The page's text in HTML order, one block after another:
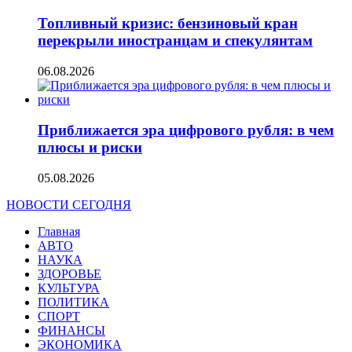
Топливный кризис: бензиновый кран
перекрыли иностранцам и спекулянтам
06.08.2026
Приближается эра цифрового рубля: в чем
плюсы и риски
05.08.2026
НОВОСТИ СЕГОДНЯ
Главная
АВТО
НАУКА
ЗДОРОВЬЕ
КУЛЬТУРА
ПОЛИТИКА
СПОРТ
ФИНАНСЫ
ЭКОНОМИКА